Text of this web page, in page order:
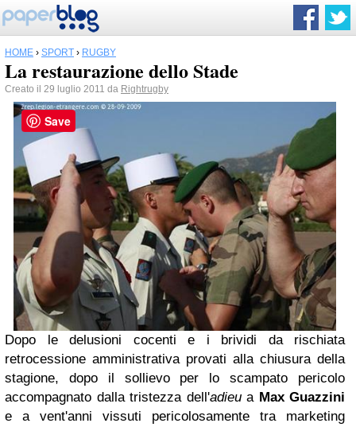
HOME › SPORT › RUGBY
La restaurazione dello Stade
Creato il 29 luglio 2011 da Rightrugby
Dopo le delusioni cocenti e i brividi da rischiata
retrocessione amministrativa provati alla chiusura della
stagione, dopo il sollievo per lo scampato pericolo
accompagnato dalla tristezza dell'adieua Max Guazzini
e a vent'anni vissuti pericolosamente tra marketing
Save